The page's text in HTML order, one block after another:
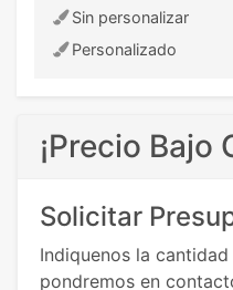
Sin personalizar
Personalizado
¡Precio Bajo
Solicitar
Indiquenos la
pondremos en